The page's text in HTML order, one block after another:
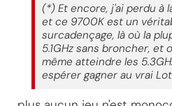
(*) Et encore, j'ai perdu à
et ce 9700K est un
surcadençage, là où la
5.1GHz sans broncher,
même atteindre les
espérer gagner au vrai